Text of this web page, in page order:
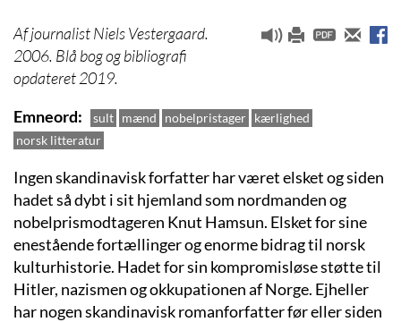
journalist Niels Vestergaard.
2006. Blå bog og bibliografi
opdateret 2019.
Emneord
sult mænd nobelpristager kærlighed
norsk litteratur
Ingen skandinavisk forfatter har været elsket og siden
hadet så dybt i sit hjemland som nordmanden og
nobelprismodtageren Knut Hamsun. Elsket for sine
enestående fortællinger og enorme bidrag til norsk
kulturhistorie. Hadet for sin kompromisløse støtte til
Hitler, nazismen og okkupationen af Norge. Ejheller
har nogen skandinavisk romanforfatter før eller siden